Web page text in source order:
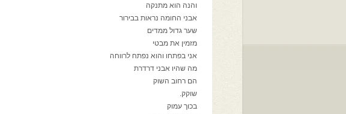
והנה הוא מתנקה
אבני החומה נראות בבירור
שער גדול ממדים
מזמין את מבטי
אני בפתחו והוא נפתח לרווחה
מה שהיו אבני דרדרת
הם רחוב השוק
שוקק.
בכוך עמוק